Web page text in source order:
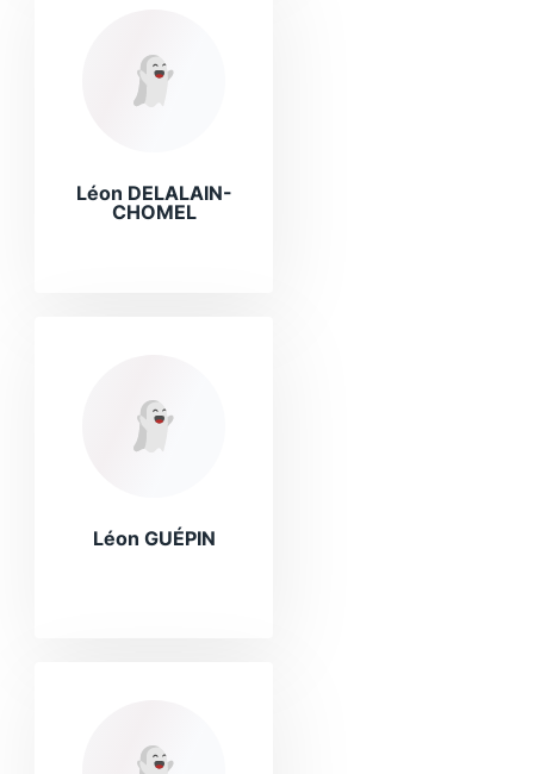
Léon DELALAIN-
CHOMEL
Léon GUÉPIN